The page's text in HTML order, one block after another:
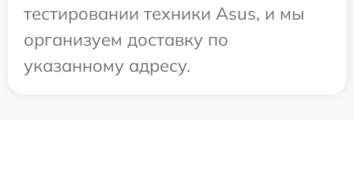
тестировании техники Asus, и мы
организуем доставку по
указанному адресу.